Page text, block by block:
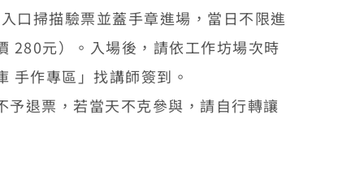
口掃描驗票並蓋手章進場，當日不限進
280元）。入場後，請依工作坊場次時
手作專區」找講師簽到。
予退票，若當天不克參與，請自行轉讓